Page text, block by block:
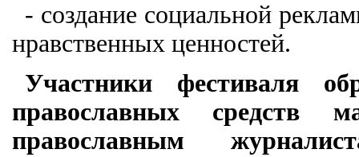
- создание социальной
нравственных ценностей.
Участники фестиваля
православных средств
православным